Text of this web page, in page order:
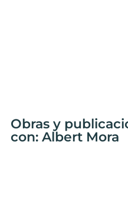
Obras y
con: Albert Mora